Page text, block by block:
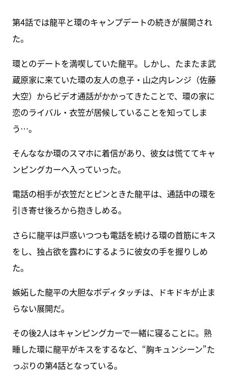
第4話では龍平と環のキャンプデートの続きが展開され
た。
環とのデートを満喫していた龍平。しかし、たまたま武
蔵原家に来ていた環の友人の息子・山之内レンジ（佐藤
大空）からビデオ通話がかかってきたことで、環の家に
恋のライバル・衣笠が居候していることを知ってしま
う…。
そんななか環のスマホに着信があり、彼女は慌ててキャ
ンピングカーへ入っていった。
電話の相手が衣笠だとピンときた龍平は、通話中の環を
引き寄せ後ろから抱きしめる。
さらに龍平は戸惑いつつも電話を続ける環の首筋にキス
をし、独占欲を露わにするように彼女の手を握りしめ
た。
嫉妬した龍平の大胆なボディタッチは、ドキドキが止ま
らない展開だ。
その後2人はキャンピングカーで一緒に寝ることに。熟
睡した環に龍平がキスをするなど、“胸キュンシーン”た
っぷりの第4話となっている。